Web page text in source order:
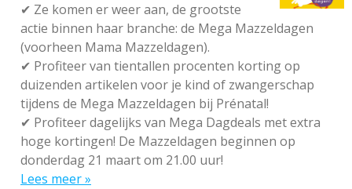
✔ Ze komen er weer aan, de grootste
actie binnen haar branche: de Mega Mazzeldagen
(voorheen Mama Mazzeldagen).
✔ Profiteer van tientallen procenten korting op
duizenden artikelen voor je kind of zwangerschap
tijdens de Mega Mazzeldagen bij Prénatal!
✔ Profiteer dagelijks van Mega Dagdeals met extra
hoge kortingen! De Mazzeldagen beginnen op
donderdag 21 maart om 21.00 uur!
Lees meer »